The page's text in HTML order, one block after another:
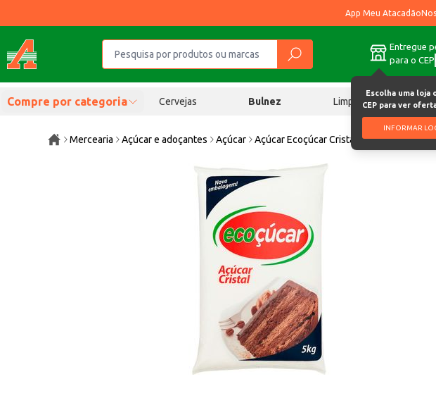
App Meu Atacadão
Entregue
para o CEP
Escolha uma loja
CEP para ver
INFORMAR
Compre por categoria Cervejas Bulnez Limpeza
Mercearia Açúcar e adoçantes Açúcar Açúcar Ecoçúcar Cristal 5kg